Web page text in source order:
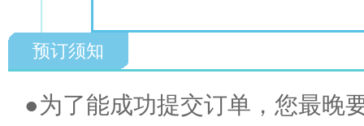
预订须知
●为了能成功提交订单，您最晚